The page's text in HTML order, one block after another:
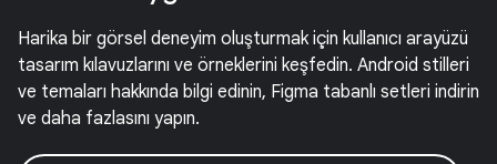
Harika bir görsel deneyim oluşturmak için kullanıcı arayüzü
tasarım kılavuzlarını ve örneklerini keşfedin. Android stilleri
ve temaları hakkında bilgi edinin, Figma tabanlı setleri indirin
ve daha fazlasını yapın.